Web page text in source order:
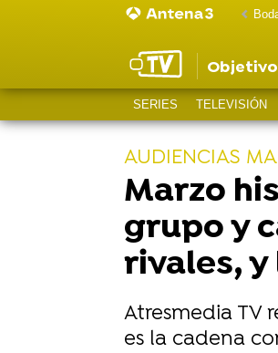
SERIES TELEVISIÓN
AUDIENCIAS
Marzo
grupo y
rivales, y
Atresmedia TV
es la cadena